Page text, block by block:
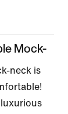
Mock-
neck is